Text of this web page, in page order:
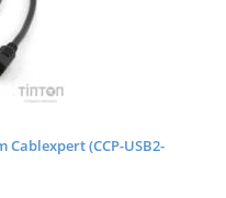
Cablexpert (CCP-USB2-